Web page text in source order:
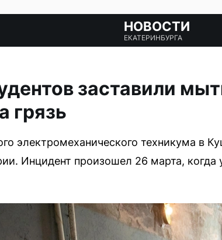
НОВОСТИ
ЕКАТЕРИНБУРГА
заставили
грязь
электромеханического техникума в
Инцидент произошел 26 марта,